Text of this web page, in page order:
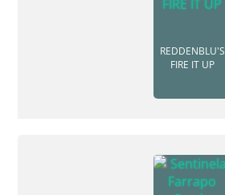
REDDENBLU'S
FIRE IT UP